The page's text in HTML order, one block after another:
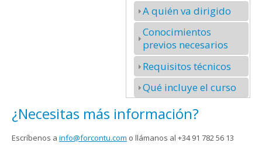
A quién va dirigido
Conocimientos
previos necesarios
Requisitos técnicos
Qué incluye el curso
¿Necesitas más información?
Escríbenos a info@forcontu.com o llámanos al +34 91 782 56 13